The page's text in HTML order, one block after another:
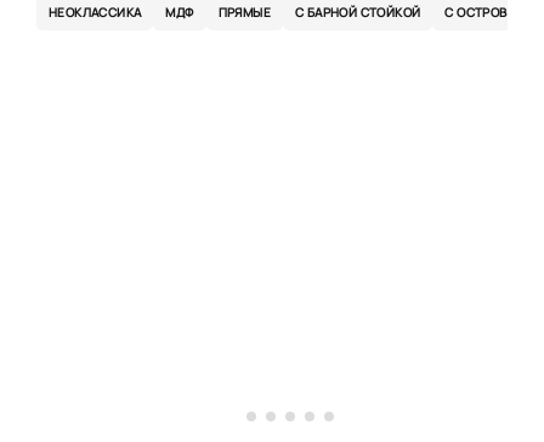
НЕОКЛАССИКА МДФ ПРЯМЫЕ С БАРНОЙ СТОЙКОЙ С ОСТРОВОМ